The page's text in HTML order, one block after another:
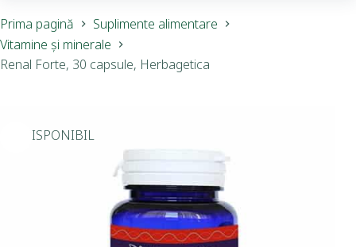
Prima pagină
Suplimente alimentare
Vitamine și minerale
Renal Forte, 30 capsule, Herbagetica
INDISPONIBIL